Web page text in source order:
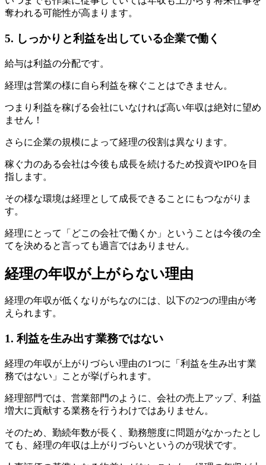
奪われる可能性が高まります。
5. しっかりと利益を出している企業で働く
給与は利益の分配です。
経理は営業の様に自ら利益を稼ぐことはできません。
つまり利益を稼げる会社にいなければ高い年収は絶対に望め
ません！
さらに企業の規模によって経理の役割は異なります。
稼ぐ力のある会社は今後も成長を続けるため投資やIPOを目
指します。
その様な環境は経理として成長できることにもつながりま
す。
経理にとって「どこの会社で働くか」ということは今後の全
てを決めると言っても過言ではありません。
経理の年収が上がらない理由
経理の年収が低くなりがちなのには、以下の2つの理由が考
えられます。
1. 利益を生み出す業務ではない
経理の年収が上がりづらい理由の1つに「利益を生み出す業
務ではない」ことが挙げられます。
経理部門では、営業部門のように、会社の売上アップ、利益
増大に貢献する業務を行うわけではありません。
そのため、勤続年数が長く、勤務態度に問題がなかったとし
ても、経理の年収は上がりづらいというのが現状です。